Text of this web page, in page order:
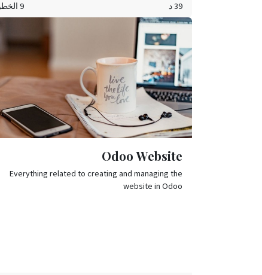
39 د 9 الخطوات
Odoo Website
Everything related to creating and managing the
website in Odoo